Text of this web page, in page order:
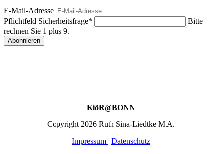
E-Mail-Adresse
Pflichtfeld Sicherheitsfrage*
Bitte
rechnen Sie 1 plus 9.
Abonnieren
KiöR@BONN
Copyright 2026 Ruth Sina-Liedtke M.A.
Impressum | Datenschutz